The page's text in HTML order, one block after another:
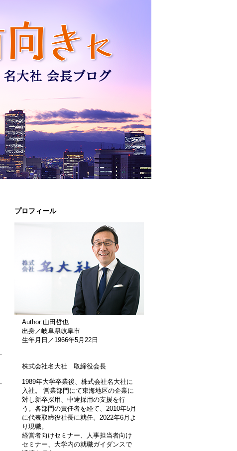
プロフィール
Author:山田哲也
出身／岐阜県岐阜市
生年月日／1966年5月22日
株式会社名大社 取締役会長
1989年大学卒業後、株式会社名大社に
入社。 営業部門にて東海地区の企業に
対し新卒採用、中途採用の支援を行
う。各部門の責任者を経て、2010年5月
に代表取締役社長に就任。2022年6月よ
り現職。
経営者向けセミナー、人事担当者向け
セミナー、大学内の就職ガイダンスで